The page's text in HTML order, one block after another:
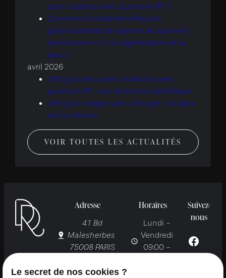
sans cicatrice avec Quantum RF ?
Comment le traitement Rejuran
(polynucléotide de sperme de saumon)
révolutionne-t-il la régénération de la
peau ?
avril 2026
Lifting du bras sans cicatrices avec
quantum RF : une révolution esthétique
Lifting du visage sans chirurgie : sculptra
est la solution
VOIR TOUTES LES ACTUALITÉS
Adresse
41 Bd
Malesherbes
75008 PARIS
Horaires
Lundi -
Vendredi
09:00 -
Suivez-
nous
Le secret de nos cookies ?